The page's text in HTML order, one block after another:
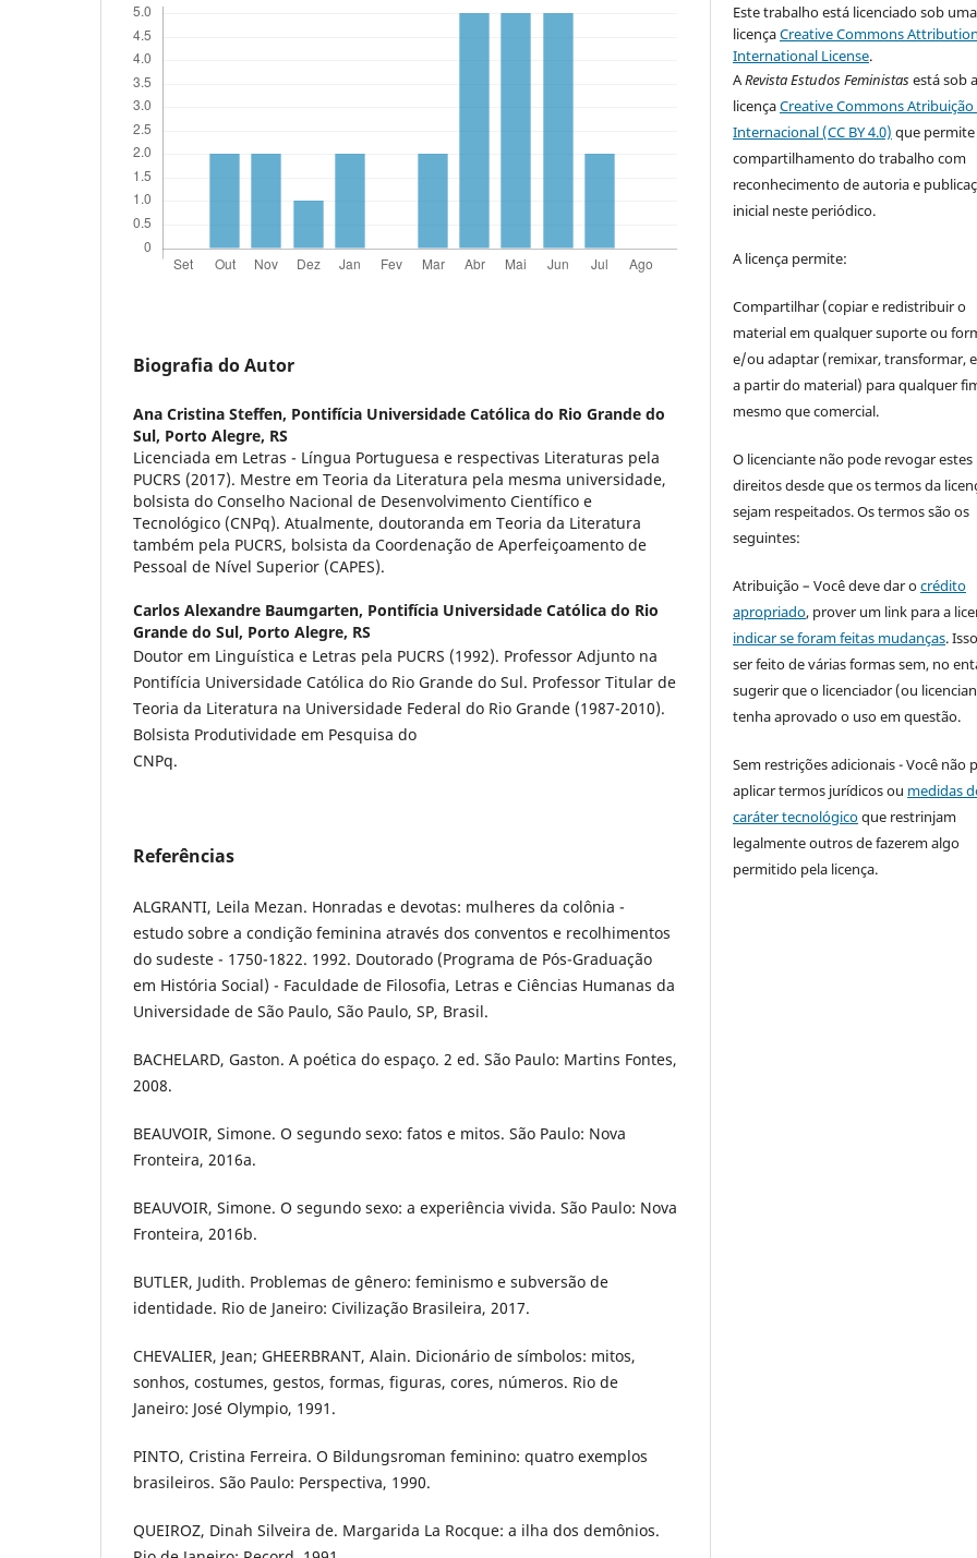
Biografia do Autor
Ana Cristina Steffen, Pontifícia Universidade Católica do Rio Grande do
Sul, Porto Alegre, RS
Licenciada em Letras - Língua Portuguesa e respectivas Literaturas pela
PUCRS (2017). Mestre em Teoria da Literatura pela mesma universidade,
bolsista do Conselho Nacional de Desenvolvimento Científico e
Tecnológico (CNPq). Atualmente, doutoranda em Teoria da Literatura
também pela PUCRS, bolsista da Coordenação de Aperfeiçoamento de
Pessoal de Nível Superior (CAPES).
Carlos Alexandre Baumgarten, Pontifícia Universidade Católica do Rio
Grande do Sul, Porto Alegre, RS
Doutor em Linguística e Letras pela PUCRS (1992). Professor Adjunto na
Pontifícia Universidade Católica do Rio Grande do Sul. Professor Titular de
Teoria da Literatura na Universidade Federal do Rio Grande (1987-2010).
Bolsista Produtividade em Pesquisa do
CNPq.
Referências
ALGRANTI, Leila Mezan. Honradas e devotas: mulheres da colônia -
estudo sobre a condição feminina através dos conventos e recolhimentos
do sudeste - 1750-1822. 1992. Doutorado (Programa de Pós-Graduação
em História Social) - Faculdade de Filosofia, Letras e Ciências Humanas da
Universidade de São Paulo, São Paulo, SP, Brasil.
BACHELARD, Gaston. A poética do espaço. 2 ed. São Paulo: Martins Fontes,
2008.
BEAUVOIR, Simone. O segundo sexo: fatos e mitos. São Paulo: Nova
Fronteira, 2016a.
BEAUVOIR, Simone. O segundo sexo: a experiência vivida. São Paulo: Nova
Fronteira, 2016b.
BUTLER, Judith. Problemas de gênero: feminismo e subversão de
identidade. Rio de Janeiro: Civilização Brasileira, 2017.
CHEVALIER, Jean; GHEERBRANT, Alain. Dicionário de símbolos: mitos,
sonhos, costumes, gestos, formas, figuras, cores, números. Rio de
Janeiro: José Olympio, 1991.
PINTO, Cristina Ferreira. O Bildungsroman feminino: quatro exemplos
brasileiros. São Paulo: Perspectiva, 1990.
QUEIROZ, Dinah Silveira de. Margarida La Rocque: a ilha dos demônios.
Este trabalho está licenciado sob uma
licençaCreative Commons
International License.
ARevista Estudos Feministasestá sob a
licençaCreative Commons Atribuição
Internacional (CC BY 4.0) que
compartilhamento do trabalho com
reconhecimento de autoria e
inicial neste periódico.
A licença permite:
Compartilhar (copiar e redistribuir o
material em qualquer suporte ou
e/ou adaptar (remixar, transformar,
a partir do material) para qualquer
mesmo que comercial.
O licenciante não pode revogar estes
direitos desde que os termos da
sejam respeitados. Os termos são os
seguintes:
Atribuição – Você deve dar ocrédito
apropriado, prover um link para a
indicar se foram feitas mudanças.
ser feito de várias formas sem, no
sugerir que o licenciador (ou
tenha aprovado o uso em questão.
Sem restrições adicionais - Você não
aplicar termos jurídicos ou medidas
caráter tecnológicoque restrinjam
legalmente outros de fazerem algo
permitido pela licença.